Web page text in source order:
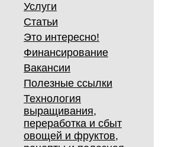
Услуги
Статьи
Это интересно!
Финансирование
Вакансии
Полезные ссылки
Технология
выращивания,
переработка и сбыт
овощей и фруктов,